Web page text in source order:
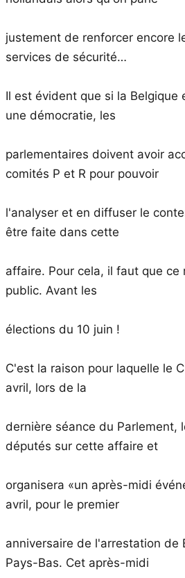
justement de renforcer encore
services de sécurité…
Il est évident que si la Belgique
une démocratie, les
parlementaires doivent avoir
comités P et R pour pouvoir
l'analyser et en diffuser le
être faite dans cette
affaire. Pour cela, il faut que ce
public. Avant les
élections du 10 juin !
C'est la raison pour laquelle le
avril, lors de la
dernière séance du Parlement,
députés sur cette affaire et
organisera «un après-midi
avril, pour le premier
anniversaire de l'arrestation de
Pays-Bas. Cet après-midi